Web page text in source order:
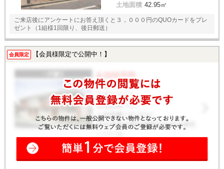
土地面積 42.95㎡
ご来店後にアンケートにお答え頂くと３，０００円のQUOカードをプレ
ゼント（1組様1回限り、後日郵送）
会員限定 【会員様限定で公開中！】